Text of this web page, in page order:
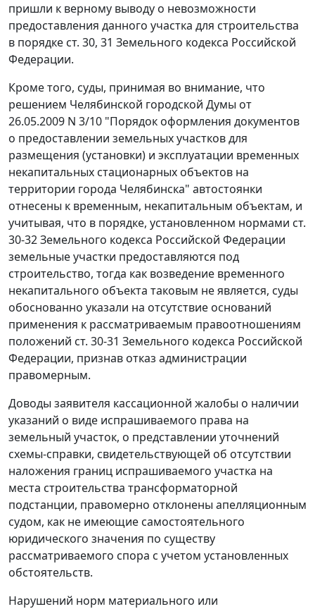
пришли к верному выводу о невозможности
предоставления данного участка для строительства
в порядке ст. 30, 31 Земельного кодекса Российской
Федерации.
Кроме того, суды, принимая во внимание, что
решением Челябинской городской Думы от
26.05.2009 N 3/10 "Порядок оформления документов
о предоставлении земельных участков для
размещения (установки) и эксплуатации временных
некапитальных стационарных объектов на
территории города Челябинска" автостоянки
отнесены к временным, некапитальным объектам, и
учитывая, что в порядке, установленном нормами ст.
30-32Земельного кодекса Российской Федерации
земельные участки предоставляются под
строительство, тогда как возведение временного
некапитального объекта таковым не является, суды
обоснованно указали на отсутствие оснований
применения к рассматриваемым правоотношениям
положений ст. 30-31 Земельного кодекса Российской
Федерации, признав отказ администрации
правомерным.
Доводы заявителя кассационной жалобы о наличии
указаний о виде испрашиваемого права на
земельный участок, о представлении уточнений
схемы-справки, свидетельствующей об отсутствии
наложения границ испрашиваемого участка на
места строительства трансформаторной
подстанции, правомерно отклонены апелляционным
судом, как не имеющие самостоятельного
юридического значения по существу
рассматриваемого спора с учетом установленных
обстоятельств.
Нарушений норм материального или